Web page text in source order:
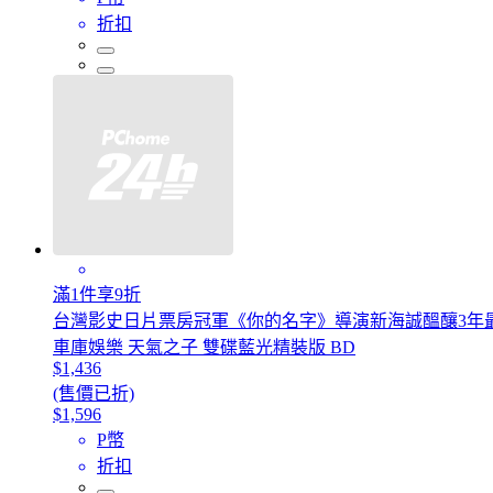
折扣
滿1件享9折
台灣影史日片票房冠軍《你的名字》導演新海誠醞釀3年
車庫娛樂 天氣之子 雙碟藍光精裝版 BD
$1,436
(售價已折)
$1,596
P幣
折扣